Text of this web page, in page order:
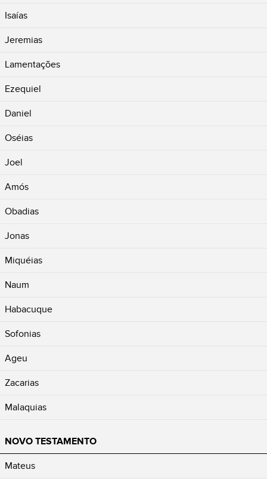
Isaías
Jeremias
Lamentações
Ezequiel
Daniel
Oséias
Joel
Amós
Obadias
Jonas
Miquéias
Naum
Habacuque
Sofonias
Ageu
Zacarias
Malaquias
NOVO TESTAMENTO
Mateus